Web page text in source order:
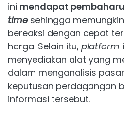
ini mendapat
timesehingga
bereaksi dengan cepat
harga. Selain itu, platform
menyediakan alat yang
dalam menganalisis
keputusan perdagangan
informasi tersebut.